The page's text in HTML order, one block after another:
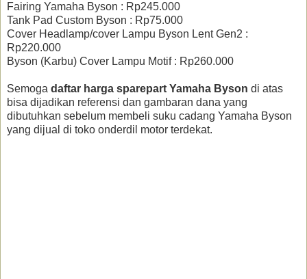
Fairing Yamaha Byson : Rp245.000
Tank Pad Custom Byson : Rp75.000
Cover Headlamp/cover Lampu Byson Lent Gen2 :
Rp220.000
Byson (Karbu) Cover Lampu Motif : Rp260.000
Semoga daftar harga sparepart Yamaha Byson di atas
bisa dijadikan referensi dan gambaran dana yang
dibutuhkan sebelum membeli suku cadang Yamaha Byson
yang dijual di toko onderdil motor terdekat.